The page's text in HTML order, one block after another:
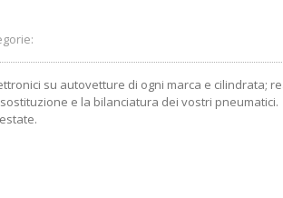
su autovetture di ogni marca e cilindrata;
e la bilanciatura dei vostri pneumatici.